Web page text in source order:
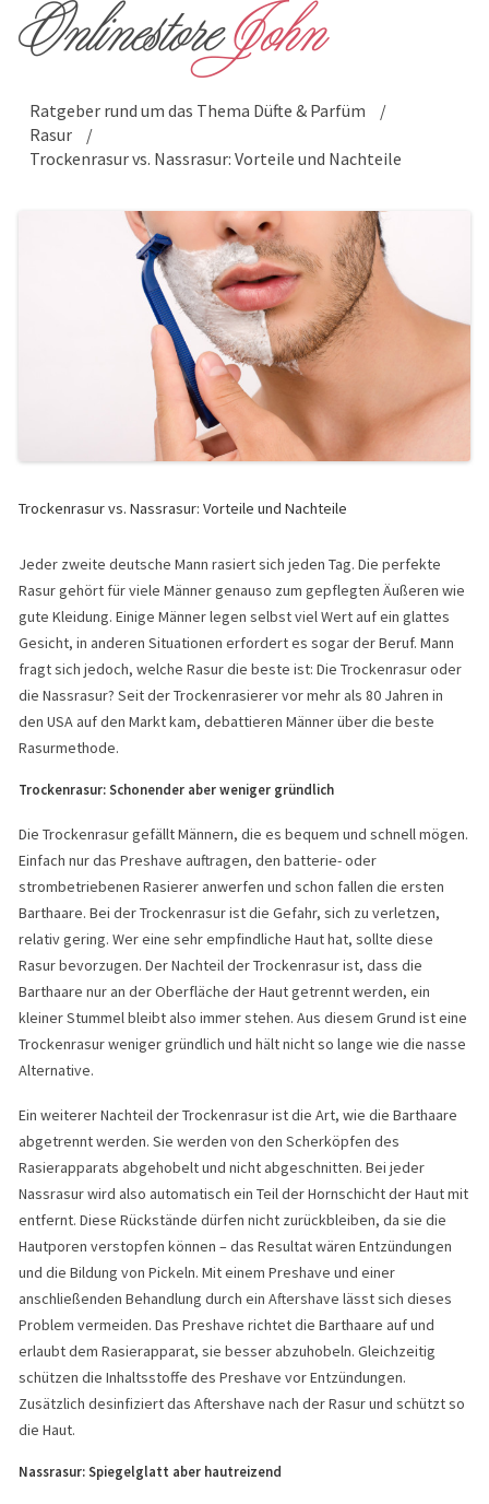
Ratgeber rund um das Thema Düfte & Parfüm
/
Rasur
/
Trockenrasur vs. Nassrasur: Vorteile und Nachteile
Trockenrasur vs. Nassrasur: Vorteile und Nachteile
Jeder zweite deutsche Mann rasiert sich jeden Tag. Die perfekte
Rasur gehört für viele Männer genauso zum gepflegten Äußeren wie
gute Kleidung. Einige Männer legen selbst viel Wert auf ein glattes
Gesicht, in anderen Situationen erfordert es sogar der Beruf. Mann
fragt sich jedoch, welche Rasur die beste ist: Die Trockenrasur oder
die Nassrasur? Seit der Trockenrasierer vor mehr als 80 Jahren in
den USA auf den Markt kam, debattieren Männer über die beste
Rasurmethode.
Trockenrasur: Schonender aber weniger gründlich
Die Trockenrasur gefällt Männern, die es bequem und schnell mögen.
Einfach nur das Preshave auftragen, den batterie- oder
strombetriebenen Rasierer anwerfen und schon fallen die ersten
Barthaare. Bei der Trockenrasur ist die Gefahr, sich zu verletzen,
relativ gering. Wer eine sehr empfindliche Haut hat, sollte diese
Rasur bevorzugen. Der Nachteil der Trockenrasur ist, dass die
Barthaare nur an der Oberfläche der Haut getrennt werden, ein
kleiner Stummel bleibt also immer stehen. Aus diesem Grund ist eine
Trockenrasur weniger gründlich und hält nicht so lange wie die nasse
Alternative.
Ein weiterer Nachteil der Trockenrasur ist die Art, wie die Barthaare
abgetrennt werden. Sie werden von den Scherköpfen des
Rasierapparats abgehobelt und nicht abgeschnitten. Bei jeder
Nassrasur wird also automatisch ein Teil der Hornschicht der Haut mit
entfernt. Diese Rückstände dürfen nicht zurückbleiben, da sie die
Hautporen verstopfen können – das Resultat wären Entzündungen
und die Bildung von Pickeln. Mit einem Preshave und einer
anschließenden Behandlung durch ein Aftershave lässt sich dieses
Problem vermeiden. Das Preshave richtet die Barthaare auf und
erlaubt dem Rasierapparat, sie besser abzuhobeln. Gleichzeitig
schützen die Inhaltsstoffe des Preshave vor Entzündungen.
Zusätzlich desinfiziert das Aftershave nach der Rasur und schützt so
die Haut.
Nassrasur: Spiegelglatt aber hautreizend